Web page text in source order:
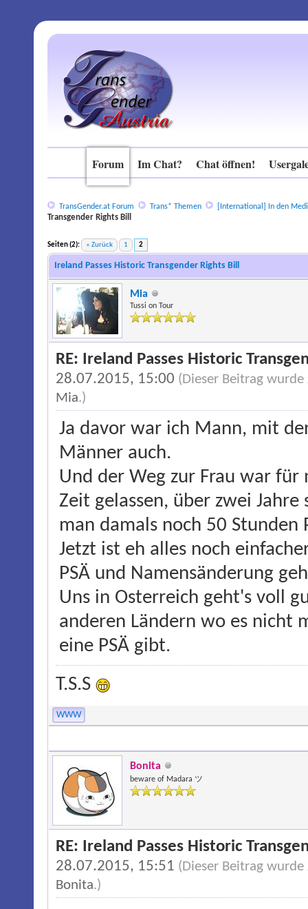
Forum Im Chat? Chat öffnen!
TransGender.at Forum Trans* Themen [International] In den
Transgender Rights Bill
Seiten (2): « Zurück 1 2
Ireland Passes Historic Transgender Rights Bill
Mia
Tussi on Tour
RE: Ireland Passes Historic
28.07.2015, 15:00 (Dieser Beitrag
Mia.)
Ja davor war ich Mann, mit
Männer auch.
Und der Weg zur Frau war
Zeit gelassen, über zwei
man damals noch 50 Stunden
Jetzt ist eh alles noch
PSÄ und Namensänderung
Uns in Osterreich geht's voll
anderen Ländern wo es nicht
eine PSÄ gibt.
T.S.S
WWW
Bonita
beware of Madara ツ
RE: Ireland Passes Historic
28.07.2015, 15:51 (Dieser Beitrag
Bonita.)